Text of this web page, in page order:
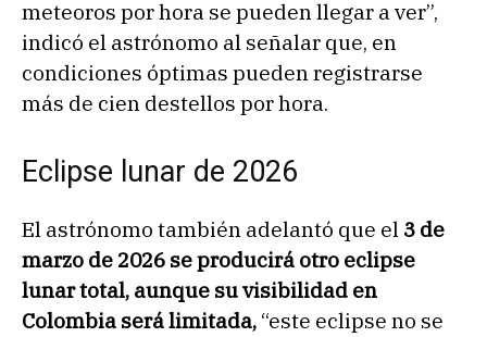
meteoros por hora se pueden llegar a ver”,
indicó el astrónomo al señalar que, en
condiciones óptimas pueden registrarse
más de cien destellos por hora.
Eclipse lunar de 2026
El astrónomo también adelantó que el 3 de
marzo de 2026 se producirá otro eclipse
lunar total, aunque su visibilidad en
Colombia será limitada, “este eclipse no se